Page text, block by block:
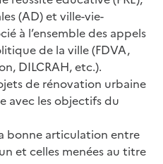
(AD) et ville-vie-
à l’ensemble des appels
de la ville (FDVA,
DILCRAH, etc.).
de rénovation urbaine
avec les objectifs du
bonne articulation entre
et celles menées au titre